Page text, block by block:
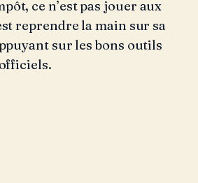
ce n’est pas jouer aux
reprendre la main sur sa
sur les bons outils